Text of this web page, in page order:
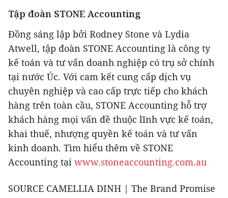
Tập đoàn STONE Accounting
Đồng sáng lập bởi Rodney Stone và Lydia
Atwell, tập đoàn STONE Accounting là công ty
kế toán và tư vấn doanh nghiệp có trụ sở chính
tại nước Úc. Với cam kết cung cấp dịch vụ
chuyên nghiệp và cao cấp trực tiếp cho khách
hàng trên toàn cầu, STONE Accounting hỗ trợ
khách hàng mọi vấn đề thuộc lĩnh vực kế toán,
khai thuế, nhượng quyền kế toán và tư vấn
kinh doanh. Tìm hiểu thêm về STONE
Accounting tại www.stoneaccounting.com.au
SOURCE CAMELLIA DINH | The Brand Promise